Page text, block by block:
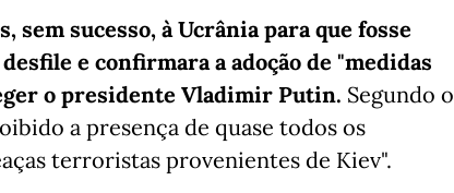
sem sucesso, à Ucrânia para que fosse
e confirmara a adoção de "medidas
o presidente Vladimir Putin. Segundo o
a presença de quase todos os
terroristas provenientes de Kiev".